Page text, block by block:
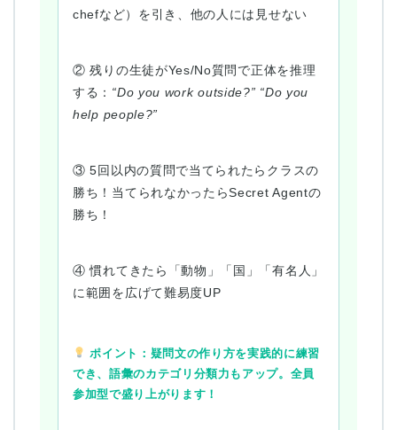
chefなど）を引き、他の人には見せない
② 残りの生徒がYes/No質問で正体を推理
する： “Do you work outside?” “Do you
help people?”
③ 5回以内の質問で当てられたらクラスの
勝ち！当てられなかったらSecret Agentの
勝ち！
④ 慣れてきたら「動物」「国」「有名人」
に範囲を広げて難易度UP
ポイント：疑問文の作り方を実践的に練習
でき、語彙のカテゴリ分類力もアップ。全員
参加型で盛り上がります！